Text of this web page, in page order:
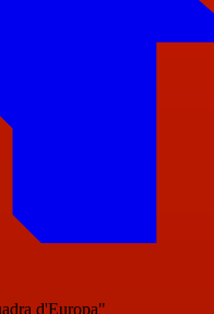
d'Europa"